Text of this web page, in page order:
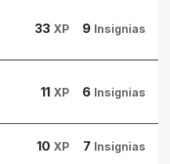
33 XP 9 Insignias
11 XP 6 Insignias
10 XP 7 Insignias